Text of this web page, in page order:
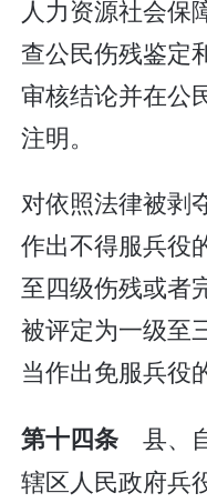
人力资源社会保
查公民伤残鉴定
审核结论并在公
注明。
对依照法律被剥
作出不得服兵役
至四级伤残或者
被评定为一级至
当作出免服兵役
第十四条县、
辖区人民政府兵